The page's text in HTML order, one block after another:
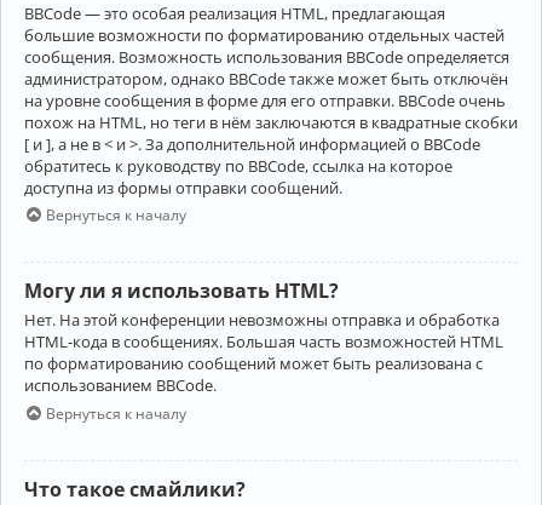
BBCode — это особая реализация HTML, предлагающая
большие возможности по форматированию отдельных частей
сообщения. Возможность использования BBCode определяется
администратором, однако BBCode также может быть отключён
на уровне сообщения в форме для его отправки. BBCode очень
похож на HTML, но теги в нём заключаются в квадратные скобки
[ и ], а не в < и >. За дополнительной информацией о BBCode
обратитесь к руководству по BBCode, ссылка на которое
доступна из формы отправки сообщений.
Вернуться к началу
Могу ли я использовать HTML?
Нет. На этой конференции невозможны отправка и обработка
HTML-кода в сообщениях. Большая часть возможностей HTML
по форматированию сообщений может быть реализована с
использованием BBCode.
Вернуться к началу
Что такое смайлики?